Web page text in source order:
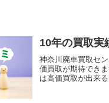
10年の買取実
神奈川廃車買取セ
価買取が期待でき
は高価買取が出来